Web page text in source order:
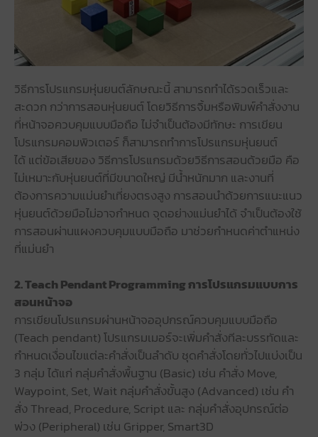
วิธีการโปรแกรมหุ่นยนต์ลักษณะนี้ สามารถทำได้รวดเร็วและ
สะดวก กว่าการสอนหุ่นยนต์ โดยวิธีการจิ้มหรือพิมพ์คำสั่งงาน
ที่หน้าจอควบคุมแบบมือถือ ไม่จำเป็นต้องมีทักษะ การเขียน
โปรแกรมคอมพิวเตอร์ ก็สามารถทำการโปรแกรมหุ่นยนต์
ได้ แต่ข้อเสียของ วิธีการโปรแกรมด้วยวิธีการสอนด้วยมือ คือ
ไม่เหมาะกับหุ่นยนต์ที่มีขนาดใหญ่ มีน้ำหนักมาก และงานที่
ต้องการความแม่นยำเที่ยงตรงสูง การสอนนำด้วยการแนะแนว
หุ่นยนต์ด้วยมือไม่อาจกำหนด จุดอย่างแม่นยำได้ จำเป็นต้องใช้
การสอนผ่านแผงควบคุมแบบมือถือ มาช่วยกำหนดค่าตำแหน่ง
ที่แม่นยำ
2. Teach Pendant Programming การโปรแกรมแบบการ
สอนหน้าจอ
การเขียนโปรแกรมผ่านหน้าจออุปกรณ์ควบคุมแบบมือถือ
(Teach pendant) โปรแกรมเมอร์จะเพิ่มคำสั่งทีละบรรทัดและ
กำหนดเงื่อนไขแต่ละคำสั่งเป็นลำดับ ชุดคำสั่งโดยทั่วไปแบ่งเป็น
3 กลุ่ม ได้แก่ กลุ่มคำสั่งพื้นฐาน (Basic) เช่น คำสั่ง Move,
Waypoint, Set, Wait กลุ่มคำสั่งขั้นสูง (Advanced) เช่น คำ
สั่ง Thread, Procedure, Script และ กลุ่มคำสั่งอุปกรณ์ต่อ
พ่วง (Peripheral) เช่น Gripper, Smart3D